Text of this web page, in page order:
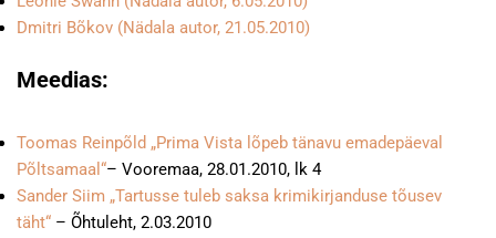
Dmitri Bõkov (Nädala autor, 21.05.2010)
Meedias:
Toomas Reinpõld „Prima Vista lõpeb tänavu emadepäeval
Põltsamaal“– Vooremaa, 28.01.2010, lk 4
Sander Siim „Tartusse tuleb saksa krimikirjanduse tõusev
täht“ – Õhtuleht, 2.03.2010